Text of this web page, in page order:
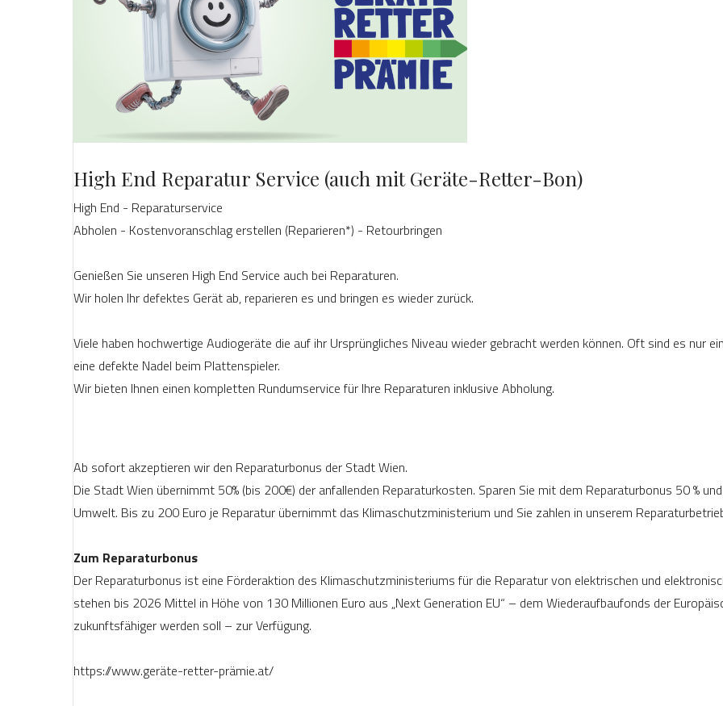
High End Reparatur Service (auch mit Geräte-Retter-Bon)
High End - Reparaturservice
Abholen - Kostenvoranschlag erstellen (Reparieren*) - Retourbringen
Genießen Sie unseren High End Service auch bei Reparaturen.
Wir holen Ihr defektes Gerät ab, reparieren es und bringen es wieder zurück.
Viele haben hochwertige Audiogeräte die auf ihr Ursprüngliches Niveau wieder gebracht werden können. Oft sind es nur
eine defekte Nadel beim Plattenspieler.
Wir bieten Ihnen einen kompletten Rundumservice für Ihre Reparaturen inklusive Abholung.
Ab sofort akzeptieren wir den Reparaturbonus der Stadt Wien.
Die Stadt Wien übernimmt 50% (bis 200€) der anfallenden Reparaturkosten. Sparen Sie mit dem Reparaturbonus 50 %
Umwelt. Bis zu 200 Euro je Reparatur übernimmt das Klimaschutzministerium und Sie zahlen in unserem
Zum Reparaturbonus
Der Reparaturbonus ist eine Förderaktion des Klimaschutzministeriums für die Reparatur von elektrischen und
stehen bis 2026 Mittel in Höhe von 130 Millionen Euro aus „Next Generation EU“ – dem Wiederaufbaufonds der
zukunftsfähiger werden soll – zur Verfügung.
https://www.geräte-retter-prämie.at/